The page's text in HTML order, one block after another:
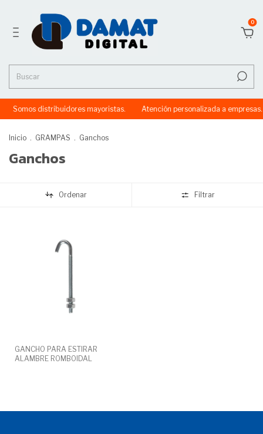
0
Somos distribuidores mayoristas. Atención personalizada a empresas.
Inicio . GRAMPAS . Ganchos
Ganchos
Ordenar Filtrar
GANCHO PARA ESTIRAR
ALAMBRE ROMBOIDAL